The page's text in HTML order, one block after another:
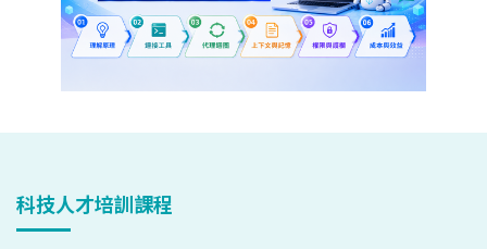
科技人才培訓課程